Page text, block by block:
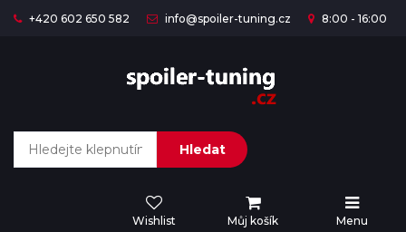
+420 602 650 582 info@spoiler-tuning.cz 8:00 - 16:00
Hledat
Wishlist Můj košík Menu